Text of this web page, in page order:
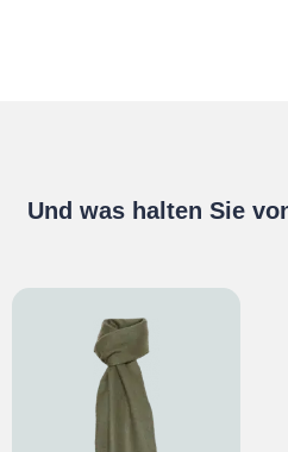
Und was halten Sie